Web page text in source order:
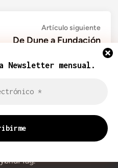
Newsletter mensual.
Artículo siguiente
De Dune a Fundación
repensando el partido
.